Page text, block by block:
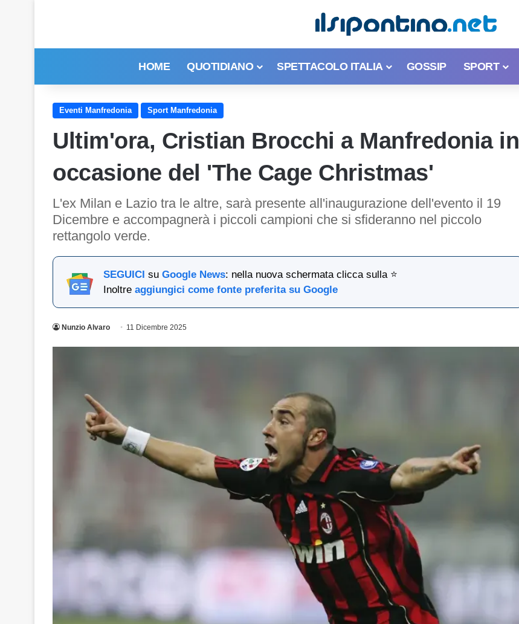
HOME QUOTIDIANO SPETTACOLO ITALIA GOSSIP SPORT
Eventi Manfredonia Sport Manfredonia
Ultim'ora, Cristian Brocchi a Manfredonia in
occasione del 'The Cage Christmas'
L'ex Milan e Lazio tra le altre, sarà presente all'inaugurazione dell'evento il 19
Dicembre e accompagnerà i piccoli campioni che si sfideranno nel piccolo
rettangolo verde.
SEGUICI su Google News: nella nuova schermata clicca sulla ⭐
Inoltre aggiungici come fonte preferita su Google
Nunzio Alvaro 11 Dicembre 2025